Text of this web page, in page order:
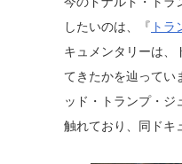
したいのは、『 トラ
キュメンタリーは、
てきたかを辿ってい
ッド・トランプ・ジ
触れており、同ドキ